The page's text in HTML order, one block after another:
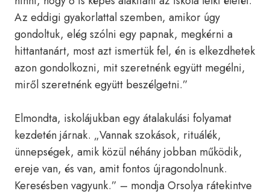
Az eddigi gyakorlattal szemben, amikor úgy
gondoltuk, elég szólni egy papnak, megkérni a
hittantanárt, most azt ismertük fel, én is elkezdhetek
azon gondolkozni, mit szeretnénk együtt megélni,
miről szeretnénk együtt beszélgetni.”
Elmondta, iskolájukban egy átalakulási folyamat
kezdetén járnak. „Vannak szokások, rituálék,
ünnepségek, amik közül néhány jobban működik,
ereje van, és van, amit fontos újragondolnunk.
Keresésben vagyunk.” – mondja Orsolya rátekintve